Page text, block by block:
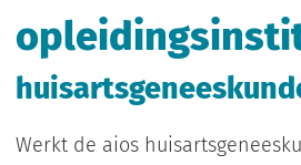
Werkt de aios